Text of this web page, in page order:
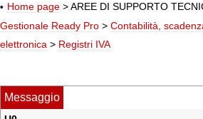
Home page > AREE DI SUPPORTO
Gestionale Ready Pro > Contabilità,
elettronica > Registri IVA
Messaggio